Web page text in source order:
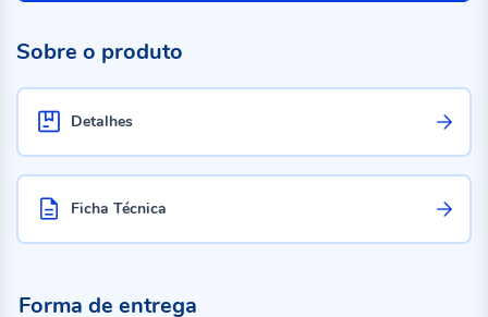
Sobre o produto
Detalhes
Ficha Técnica
Forma de entrega